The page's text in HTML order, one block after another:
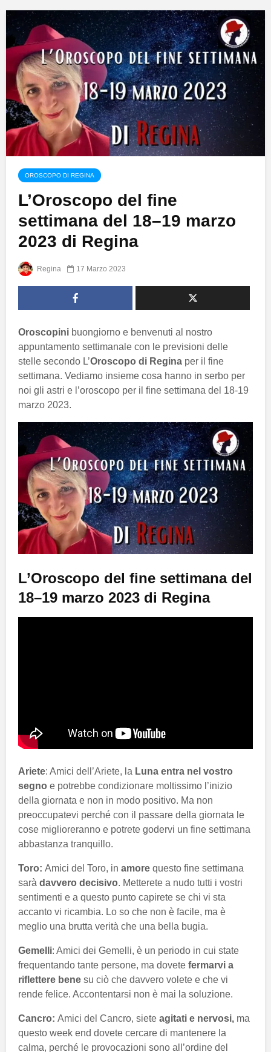
OROSCOPO DI REGINA
L’Oroscopo del fine
settimana del 18–19 marzo
2023 di Regina
Regina 17 Marzo 2023
Oroscopini buongiorno e benvenuti al nostro
appuntamento settimanale con le previsioni delle
stelle secondo L’Oroscopo di Regina per il fine
settimana. Vediamo insieme cosa hanno in serbo per
noi gli astri e l’oroscopo per il fine settimana del 18-19
marzo 2023.
L’Oroscopo del fine settimana del
18–19 marzo 2023 di Regina
Ariete: Amici dell’Ariete, la Luna entra nel vostro
segno e potrebbe condizionare moltissimo l’inizio
della giornata e non in modo positivo. Ma non
preoccupatevi perché con il passare della giornata le
cose miglioreranno e potrete godervi un fine settimana
abbastanza tranquillo.
Toro: Amici del Toro, in amore questo fine settimana
sarà davvero decisivo. Metterete a nudo tutti i vostri
sentimenti e a questo punto capirete se chi vi sta
accanto vi ricambia. Lo so che non è facile, ma è
meglio una brutta verità che una bella bugia.
Gemelli: Amici dei Gemelli, è un periodo in cui state
frequentando tante persone, ma dovete fermarvi a
riflettere bene su ciò che davvero volete e che vi
rende felice. Accontentarsi non è mai la soluzione.
Cancro: Amici del Cancro, siete agitati e nervosi, ma
questo week end dovete cercare di mantenere la
calma, perché le provocazioni sono all’ordine del